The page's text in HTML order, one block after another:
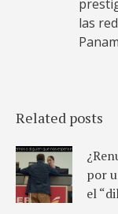
las
Related posts
por
el